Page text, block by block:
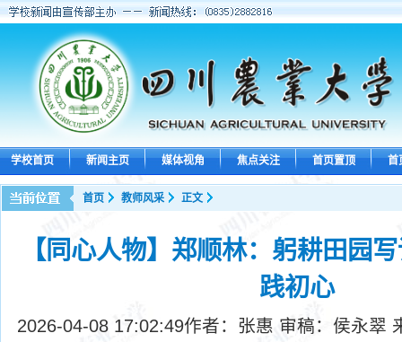
学校首页 新闻主页 媒体视角 焦点关注 首页置顶 首
首页 教师风采 正文
【同心人物】郑顺林：躬耕田园
践初心
2026-04-08 17:02:49作者：张惠 审稿：侯永翠